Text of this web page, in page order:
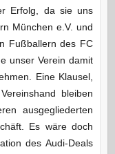
Erfolg, da sie uns
München e.V. und
Fußballern des FC
unser Verein damit
Eine Klausel,
bleiben
ausgegliederten
Es wäre doch
des Audi-Deals